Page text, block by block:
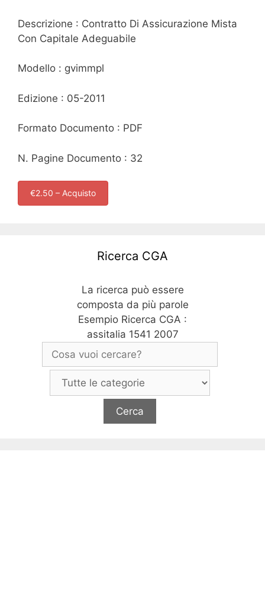
Descrizione : Contratto Di Assicurazione Mista
Con Capitale Adeguabile
Modello : gvimmpl
Edizione : 05-2011
Formato Documento : PDF
N. Pagine Documento : 32
€2.50 – Acquisto
Ricerca CGA
La ricerca può essere
composta da più parole
Esempio Ricerca CGA :
assitalia 1541 2007